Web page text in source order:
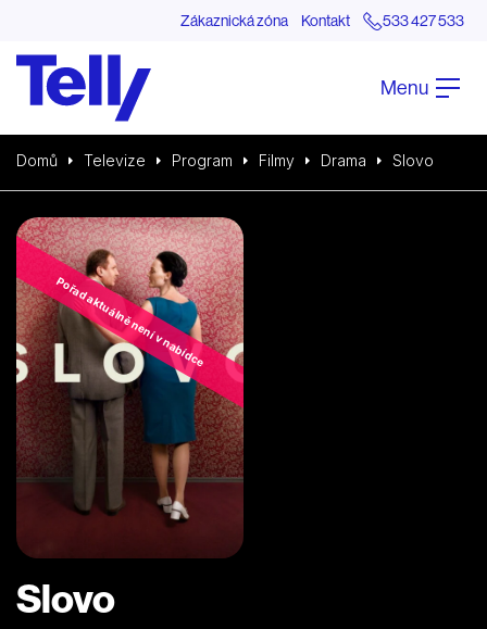
Zákaznická zóna Kontakt 533 427 533
Menu
Domů Televize Program Filmy Drama Slovo
Pořad aktuálně není v nabídce
Slovo